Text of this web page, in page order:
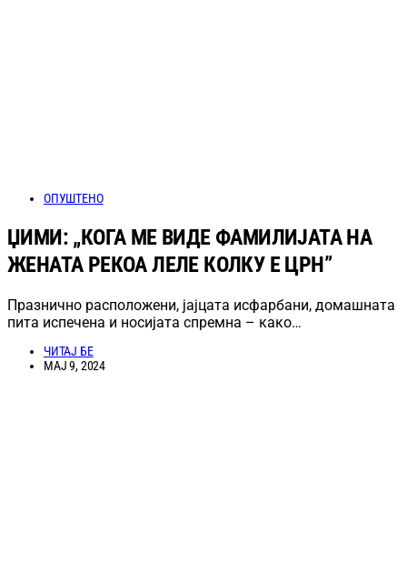
ОПУШТЕНО
ЏИМИ: „КОГА МЕ ВИДЕ ФАМИЛИЈАТА НА
ЖЕНАТА РЕКОА ЛЕЛЕ КОЛКУ Е ЦРН”
Празнично расположени, јајцата исфарбани, домашната
пита испечена и носијата спремна – како…
ЧИТАЈ БЕ
МАЈ 9, 2024